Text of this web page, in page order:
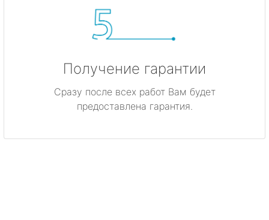
Получение гарантии
Сразу после всех работ Вам будет
предоставлена гарантия.